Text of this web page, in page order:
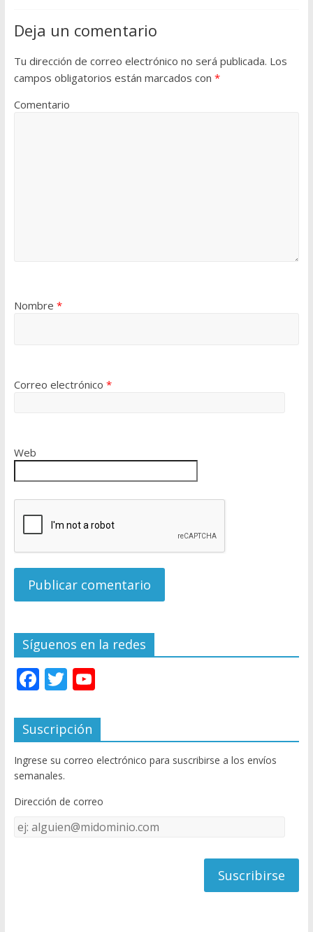
Deja un comentario
Tu dirección de correo electrónico no será publicada. Los
campos obligatorios están marcados con *
Comentario
Nombre *
Correo electrónico *
Web
Síguenos en la redes
F
e
b
o
o
k
T
itt
er
Y
u
T
u
e
C
Suscripción
Ingrese su correo electrónico para suscribirse a los envíos
semanales.
Dirección de correo
Dirección